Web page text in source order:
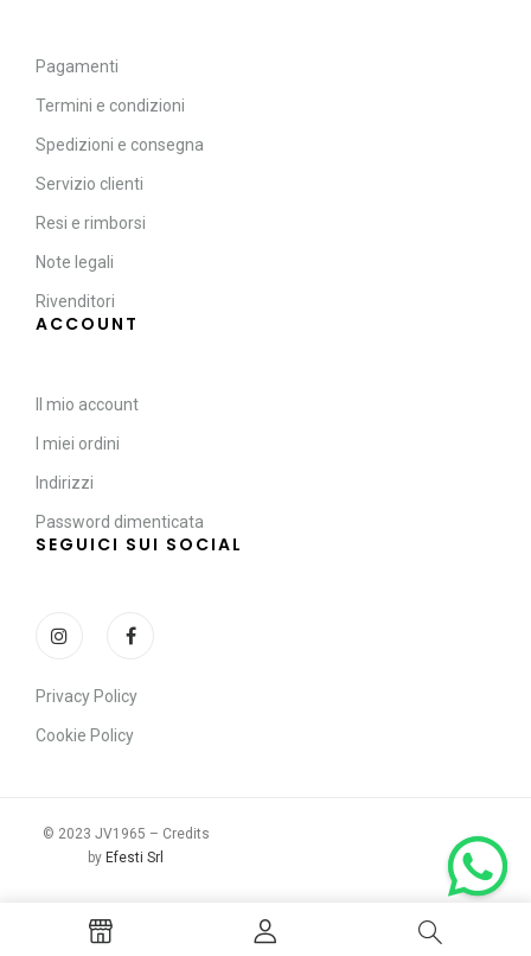
Pagamenti
Termini e condizioni
Spedizioni e consegna
Servizio clienti
Resi e rimborsi
Note legali
Rivenditori
ACCOUNT
Il mio account
I miei ordini
Indirizzi
Password dimenticata
SEGUICI SUI SOCIAL
Privacy Policy
Cookie Policy
© 2023 JV1965 – Credits
by Efesti Srl